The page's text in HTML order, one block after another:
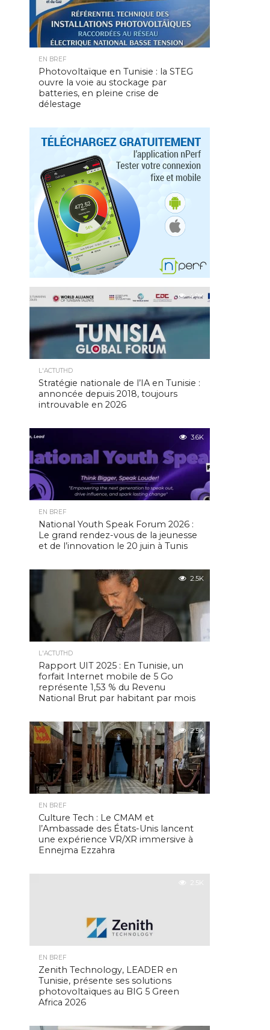
EN BREF
Photovoltaïque en Tunisie : la STEG
ouvre la voie au stockage par
batteries, en pleine crise de
délestage
4.9K
L'ACTUTHD
Stratégie nationale de l’IA en Tunisie :
annoncée depuis 2018, toujours
introuvable en 2026
3.6K
EN BREF
National Youth Speak Forum 2026 :
Le grand rendez-vous de la jeunesse
et de l’innovation le 20 juin à Tunis
2.5K
L'ACTUTHD
Rapport UIT 2025 : En Tunisie, un
forfait Internet mobile de 5 Go
représente 1,53 % du Revenu
National Brut par habitant par mois
2.5K
EN BREF
Culture Tech : Le CMAM et
l’Ambassade des États-Unis lancent
une expérience VR/XR immersive à
Ennejma Ezzahra
2.5K
EN BREF
Zenith Technology, LEADER en
Tunisie, présente ses solutions
photovoltaïques au BIG 5 Green
Africa 2026